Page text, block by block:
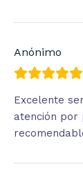
Anónimo
Excelente
atención por